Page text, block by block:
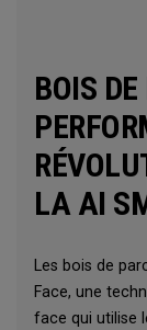
BOIS
LA AI
Les bois de
Face, une
face qui utilise